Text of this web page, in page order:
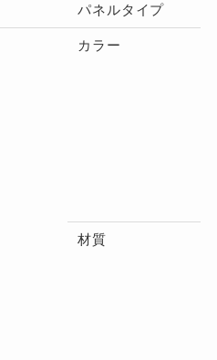
パネルタイプ
カラー
材質